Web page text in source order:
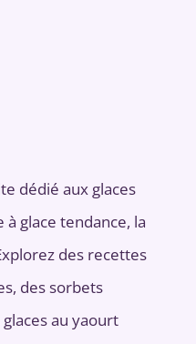
dédié aux glaces
à glace tendance, la
des recettes
des sorbets
au yaourt